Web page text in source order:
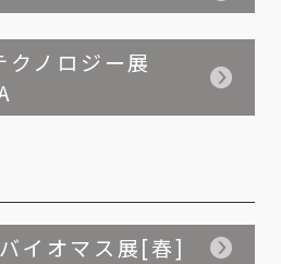
クノロジー展
イオマス展[春]